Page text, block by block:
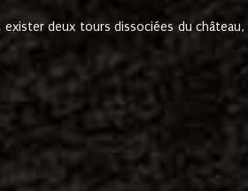
deux tours dissociées du